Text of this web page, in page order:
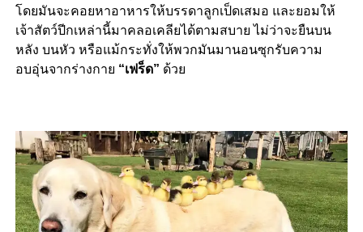
โดยมันจะคอยหาอาหารให้บรรดาลูกเป็ดเสมอ และยอมให้
เจ้าสัตว์ปีกเหล่านี้มาคลอเคลียได้ตามสบาย ไม่ว่าจะยืนบน
หลัง บนหัว หรือแม้กระทั่งให้พวกมันมานอนซุกรับความ
อบอุ่นจากร่างกาย “เฟร็ด” ด้วย